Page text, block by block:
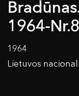
1964-Nr.8
1964
Lietuvos